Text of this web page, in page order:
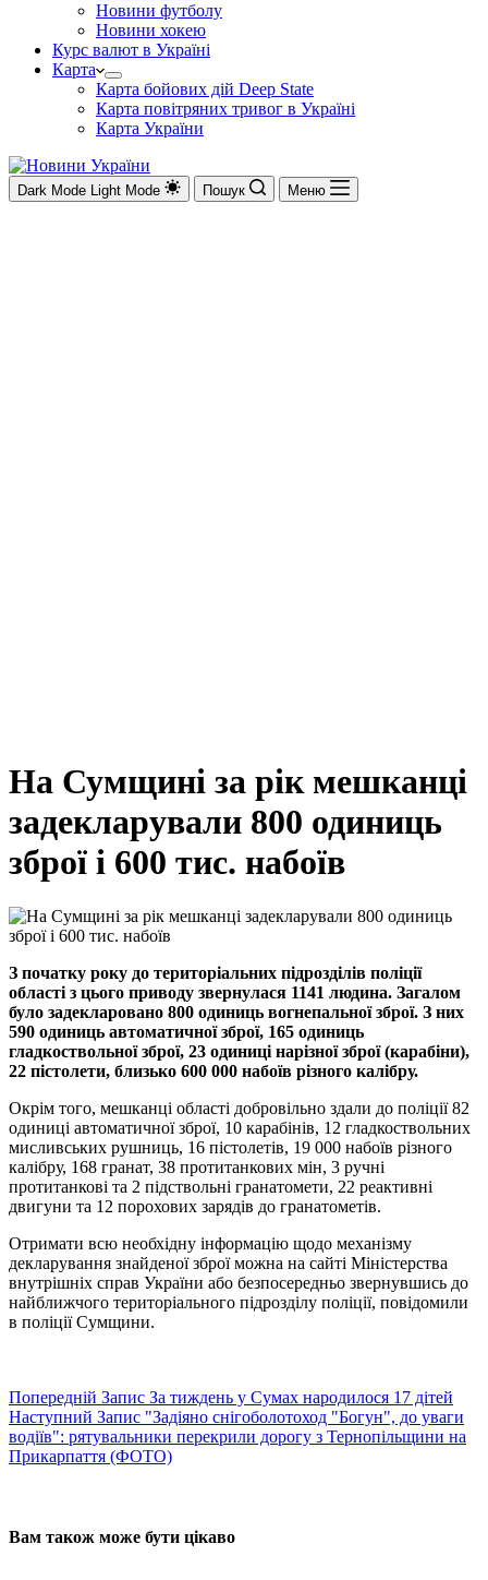
Новини футболу
Новини хокею
Курс валют в Україні
Карта
Карта бойових дій Deep State
Карта повітряних тривог в Україні
Карта України
Dark Mode Light Mode Пошук Меню
На Сумщині за рік мешканці
задекларували 800 одиниць
зброї і 600 тис. набоїв
З початку року до територіальних підрозділів поліції
області з цього приводу звернулася 1141 людина. Загалом
було задекларовано 800 одиниць вогнепальної зброї. З них
590 одиниць автоматичної зброї, 165 одиниць
гладкоствольної зброї, 23 одиниці нарізної зброї (карабіни),
22 пістолети, близько 600 000 набоїв різного калібру.
Окрім того, мешканці області добровільно здали до поліції 82
одиниці автоматичної зброї, 10 карабінів, 12 гладкоствольних
мисливських рушниць, 16 пістолетів, 19 000 набоїв різного
калібру, 168 гранат, 38 протитанкових мін, 3 ручні
протитанкові та 2 підствольні гранатомети, 22 реактивні
двигуни та 12 порохових зарядів до гранатометів.
Отримати всю необхідну інформацію щодо механізму
декларування знайденої зброї можна на сайті Міністерства
внутрішніх справ України або безпосередньо звернувшись до
найближчого територіального підрозділу поліції, повідомили
в поліції Сумщини.
Попередній Запис За тиждень у Сумах народилося 17 дітей
Наступний Запис "Задіяно снігоболотоход "Богун", до уваги
водіїв": рятувальники перекрили дорогу з Тернопільщини на
Прикарпаття (ФОТО)
Вам також може бути цікаво